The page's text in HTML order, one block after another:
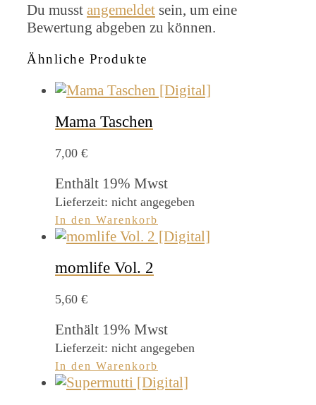
Du musst angemeldet sein, um eine
Bewertung abgeben zu können.
Ähnliche Produkte
Mama Taschen
7,00 €
Enthält 19% Mwst
Lieferzeit: nicht angegeben
In den Warenkorb
momlife Vol. 2
5,60 €
Enthält 19% Mwst
Lieferzeit: nicht angegeben
In den Warenkorb